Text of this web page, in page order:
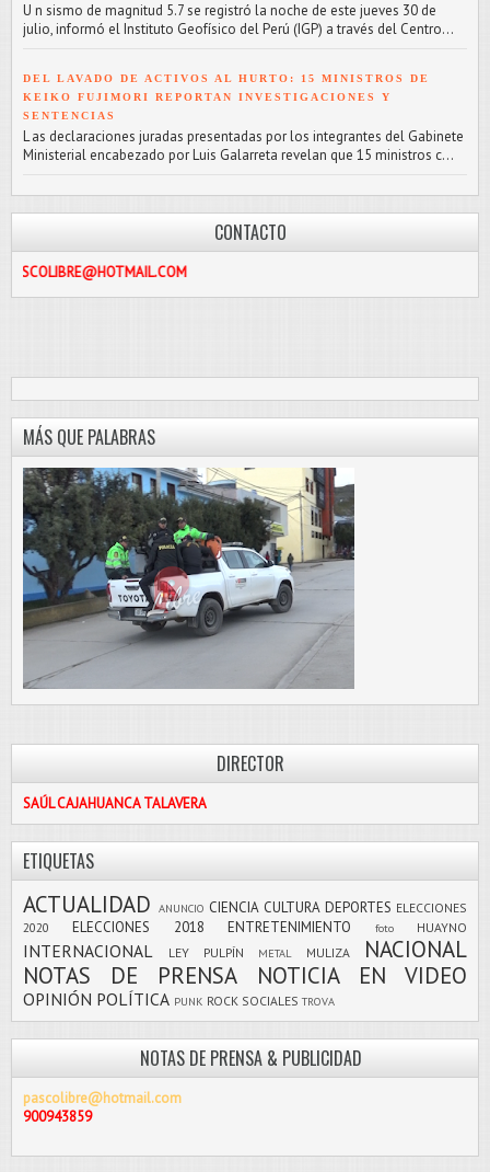
U n sismo de magnitud 5.7 se registró la noche de este jueves 30 de
julio, informó el Instituto Geofísico del Perú (IGP) a través del Centro...
DEL LAVADO DE ACTIVOS AL HURTO: 15 MINISTROS DE
KEIKO FUJIMORI REPORTAN INVESTIGACIONES Y
SENTENCIAS
L as declaraciones juradas presentadas por los integrantes del Gabinete
Ministerial encabezado por Luis Galarreta revelan que 15 ministros c...
CONTACTO
MÁS QUE PALABRAS
DIRECTOR
SAÚL CAJAHUANCA TALAVERA
ETIQUETAS
ACTUALIDAD ANUNCIO CIENCIA CULTURA DEPORTES ELECCIONES
2020
ELECCIONES 2018 ENTRETENIMIENTO foto HUAYNO
INTERNACIONAL LEY PULPÍN METAL MULIZA
NACIONAL
NOTAS DE PRENSA
NOTICIA EN VIDEO
OPINIÓN POLÍTICA PUNK ROCK SOCIALES TROVA
NOTAS DE PRENSA & PUBLICIDAD
pascolibre@hotmail.com
900943859